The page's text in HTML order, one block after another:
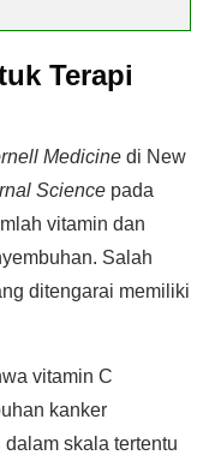
Terapi
Medicine di New
Science pada
vitamin dan
Salah
ditengarai memiliki
vitamin C
kanker
skala tertentu